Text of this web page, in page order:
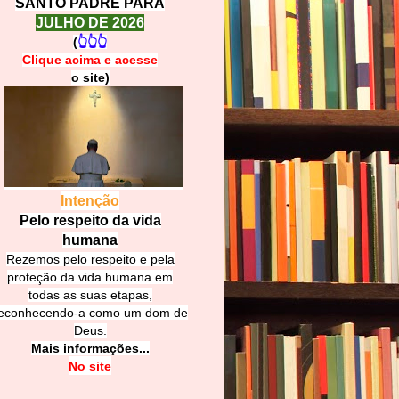
SANTO PADRE PARA
JULHO DE 2026
(👆👆👆
Clique acima e acesse
o site)
Intenção
Pelo respeito da vida
humana
Rezemos pelo respeito e pela
proteção da vida humana em
todas as suas etapas,
a como um dom de
Deus.
Mais informações...
No site